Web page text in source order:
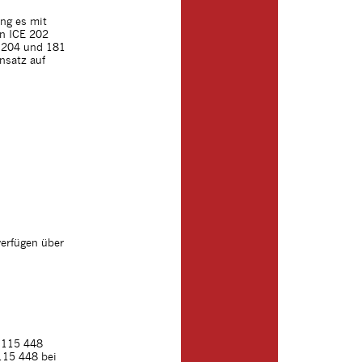
es mit
ICE 202
und 181
auf
über
448
448 bei